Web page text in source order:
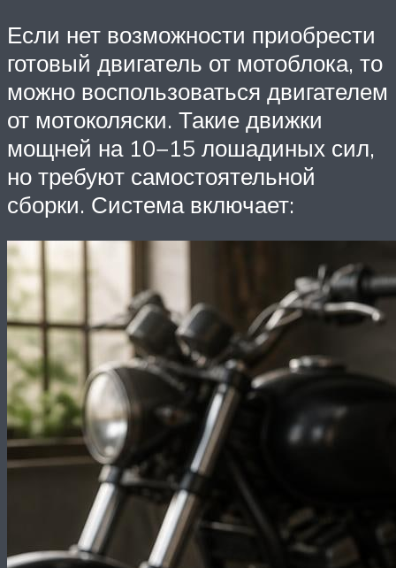
Если нет возможности приобрести
готовый двигатель от мотоблока, то
можно воспользоваться двигателем
от мотоколяски. Такие движки
мощней на 10−15 лошадиных сил,
но требуют самостоятельной
сборки. Система включает: